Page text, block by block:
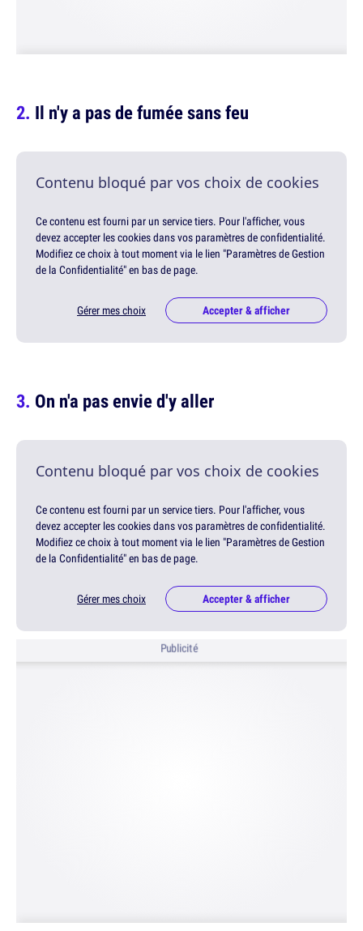
Il n'y a pas de fumée sans feu
Contenu bloqué par vos choix de cookies
Ce contenu est fourni par un service tiers. Pour l'afficher, vous
devez accepter les cookies dans vos paramètres de confidentialité.
Modifiez ce choix à tout moment via le lien "Paramètres de Gestion
de la Confidentialité" en bas de page.
Gérer mes choix Accepter & afficher
On n'a pas envie d'y aller
Contenu bloqué par vos choix de cookies
Ce contenu est fourni par un service tiers. Pour l'afficher, vous
devez accepter les cookies dans vos paramètres de confidentialité.
Modifiez ce choix à tout moment via le lien "Paramètres de Gestion
de la Confidentialité" en bas de page.
Gérer mes choix Accepter & afficher
Publicité